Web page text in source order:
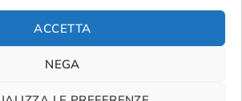
ACCETTA
NEGA